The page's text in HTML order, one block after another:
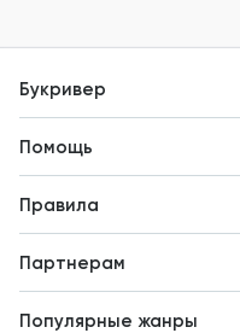
Букривер
Новости
Помощь
Правила
Партнерам
Популярные жанры